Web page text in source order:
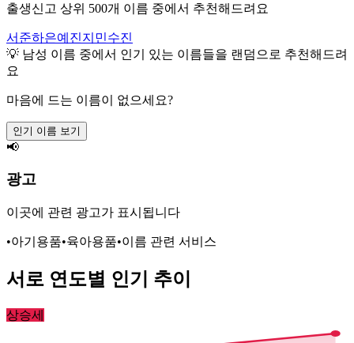
출생신고 상위 500개 이름 중에서 추천해드려요
서준하은예진지민수진
💡 남성 이름 중에서 인기 있는 이름들을 랜덤으로 추천해드려
요
마음에 드는 이름이 없으세요?
인기 이름 보기
📢
광고
이곳에 관련 광고가 표시됩니다
•아기용품•육아용품•이름 관련 서비스
서로 연도별 인기 추이
상승세